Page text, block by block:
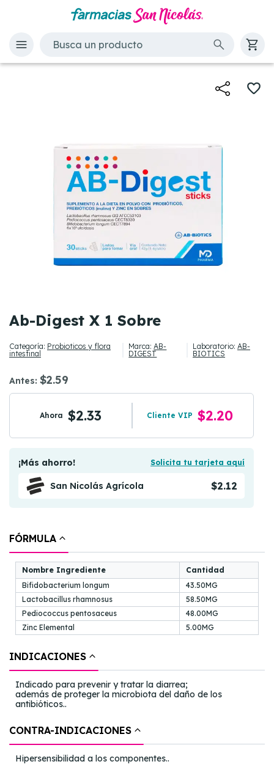
Ab-Digest X 1 Sobre
Categoría: Probioticos y flora
intestinal
Marca:AB-
DIGEST
Laboratorio:AB-
BIOTICS
Antes: $2.59
Ahora $2.33 Cliente VIP $2.20
¡Más ahorro! Solicita tu tarjeta aquí
San Nicolás Agrícola $2.12
FÓRMULA
Nombre Ingrediente
Cantidad
Bifidobacterium longum
43.50MG
Lactobacillus rhamnosus
58.50MG
Pediococcus pentosaceus
48.00MG
Zinc Elemental
5.00MG
INDICACIONES
Indicado para prevenir y tratar la diarrea;
además de proteger la microbiota del daño de los
antibióticos..
CONTRA-INDICACIONES
Hipersensibilidad a los componentes..